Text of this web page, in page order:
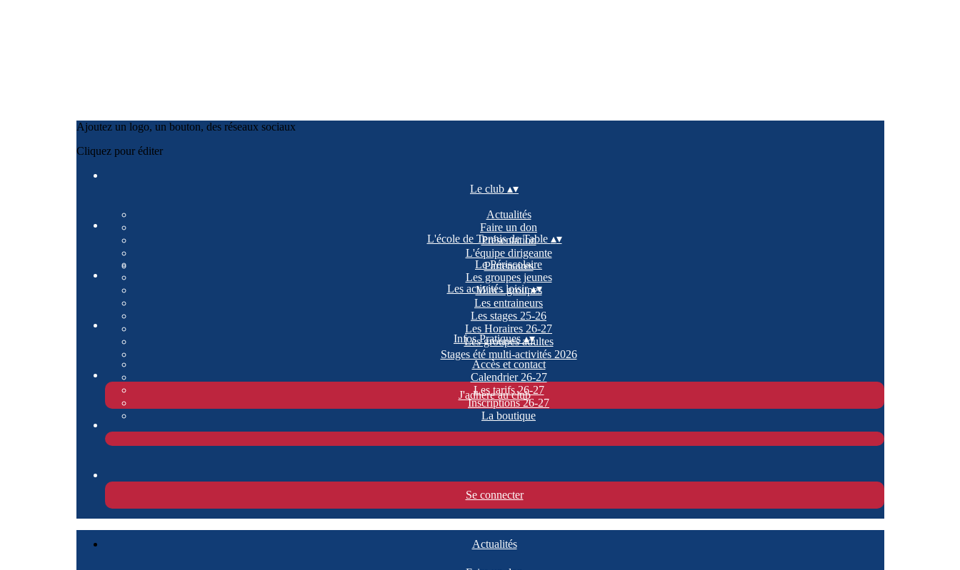
Ajoutez un logo, un bouton, des réseaux sociaux
Cliquez pour éditer
Le club ▴▾
Actualités
Faire un don
Présentation
L'équipe dirigeante
Partenaires
L'école de Tennis de Table ▴▾
Le Périscolaire
Les groupes jeunes
Mini - groupes
Les entraineurs
Les stages 25-26
Les Horaires 26-27
Les groupes adultes
Stages été multi-activités 2026
Les activités loisir▴▾
Infos Pratiques▴▾
Accès et contact
Calendrier 26-27
Les tarifs 26-27
Inscriptions 26-27
La boutique
J'adhère au club
Se connecter
Actualités